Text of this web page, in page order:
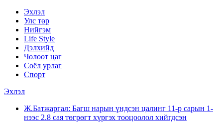
Эхлэл
Улс төр
Нийгэм
Life Style
Дэлхийд
Чөлөөт цаг
Соёл урлаг
Спорт
Эхлэл
Ж.Батжаргал: Багш нарын үндсэн цалинг 11-р сарын 1-
нээс 2.8 сая төгрөгт хүргэх тооцоолол хийгдсэн